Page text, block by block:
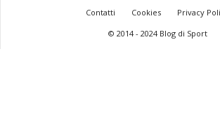
Contatti Cookies
Privacy
© 2014 - 2024 Blog di Sport